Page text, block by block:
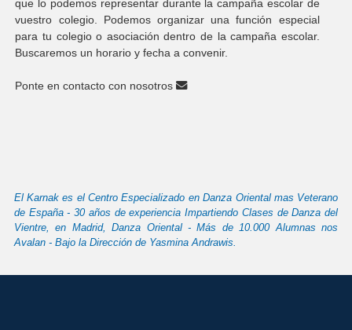
que lo podemos representar durante la campaña escolar de
vuestro colegio. Podemos organizar una función especial
para tu colegio o asociación dentro de la campaña escolar.
Buscaremos un horario y fecha a convenir.
Ponte en contacto con nosotros
El Karnak es el Centro Especializado en Danza Oriental mas Veterano
de España - 30 años de experiencia Impartiendo Clases de Danza del
Vientre, en Madrid, Danza Oriental - Más de 10.000 Alumnas nos
Avalan - Bajo la Dirección de Yasmina Andrawis.